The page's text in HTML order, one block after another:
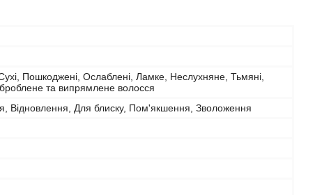
Пошкоджені, Ослаблені, Ламке, Неслухняне, Тьмяні,
та випрямлене волосся
Відновлення, Для блиску, Пом'якшення, Зволоження